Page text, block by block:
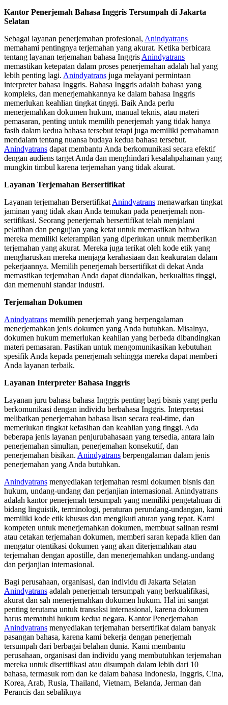
Kantor Penerjemah Bahasa Inggris Tersumpah di Jakarta
Selatan
Sebagai layanan penerjemahan profesional, Anindyatrans
memahami pentingnya terjemahan yang akurat. Ketika berbicara
tentang layanan terjemahan bahasa Inggris Anindyatrans
memastikan ketepatan dalam proses penerjemahan adalah hal yang
lebih penting lagi. Anindyatrans juga melayani permintaan
interpreter bahasa Inggris. Bahasa Inggris adalah bahasa yang
kompleks, dan menerjemahkannya ke dalam bahasa Inggris
memerlukan keahlian tingkat tinggi. Baik Anda perlu
menerjemahkan dokumen hukum, manual teknis, atau materi
pemasaran, penting untuk memilih penerjemah yang tidak hanya
fasih dalam kedua bahasa tersebut tetapi juga memiliki pemahaman
mendalam tentang nuansa budaya kedua bahasa tersebut.
Anindyatrans dapat membantu Anda berkomunikasi secara efektif
dengan audiens target Anda dan menghindari kesalahpahaman yang
mungkin timbul karena terjemahan yang tidak akurat.
Layanan Terjemahan Bersertifikat
Layanan terjemahan Bersertifikat Anindyatrans menawarkan tingkat
jaminan yang tidak akan Anda temukan pada penerjemah non-
sertifikasi. Seorang penerjemah bersertifikat telah menjalani
pelatihan dan pengujian yang ketat untuk memastikan bahwa
mereka memiliki keterampilan yang diperlukan untuk memberikan
terjemahan yang akurat. Mereka juga terikat oleh kode etik yang
mengharuskan mereka menjaga kerahasiaan dan keakuratan dalam
pekerjaannya. Memilih penerjemah bersertifikat di dekat Anda
memastikan terjemahan Anda dapat diandalkan, berkualitas tinggi,
dan memenuhi standar industri.
Terjemahan Dokumen
Anindyatrans memilih penerjemah yang berpengalaman
menerjemahkan jenis dokumen yang Anda butuhkan. Misalnya,
dokumen hukum memerlukan keahlian yang berbeda dibandingkan
materi pemasaran. Pastikan untuk mengomunikasikan kebutuhan
spesifik Anda kepada penerjemah sehingga mereka dapat memberi
Anda layanan terbaik.
Layanan Interpreter Bahasa Inggris
Layanan juru bahasa bahasa Inggris penting bagi bisnis yang perlu
berkomunikasi dengan individu berbahasa Inggris. Interpretasi
melibatkan penerjemahan bahasa lisan secara real-time, dan
memerlukan tingkat kefasihan dan keahlian yang tinggi. Ada
beberapa jenis layanan penjurubahasaan yang tersedia, antara lain
penerjemahan simultan, penerjemahan konsekutif, dan
penerjemahan bisikan. Anindyatrans berpengalaman dalam jenis
penerjemahan yang Anda butuhkan.
Anindyatrans menyediakan terjemahan resmi dokumen bisnis dan
hukum, undang-undang dan perjanjian internasional. Anindyatrans
adalah kantor penerjemah tersumpah yang memiliki pengetahuan di
bidang linguistik, terminologi, peraturan perundang-undangan, kami
memiliki kode etik khusus dan mengikuti aturan yang tepat. Kami
kompeten untuk menerjemahkan dokumen, membuat salinan resmi
atau cetakan terjemahan dokumen, memberi saran kepada klien dan
mengatur otentikasi dokumen yang akan diterjemahkan atau
terjemahan dengan apostille, dan menerjemahkan undang-undang
dan perjanjian internasional.
Bagi perusahaan, organisasi, dan individu di Jakarta Selatan
Anindyatrans adalah penerjemah tersumpah yang berkualifikasi,
akurat dan sah menerjemahkan dokumen hukum. Hal ini sangat
penting terutama untuk transaksi internasional, karena dokumen
harus mematuhi hukum kedua negara. Kantor Penerjemahan
Anindyatrans menyediakan terjemahan bersertifikat dalam banyak
pasangan bahasa, karena kami bekerja dengan penerjemah
tersumpah dari berbagai belahan dunia. Kami membantu
perusahaan, organisasi dan individu yang membutuhkan terjemahan
mereka untuk disertifikasi atau disumpah dalam lebih dari 10
bahasa, termasuk rom dan ke dalam bahasa Indonesia, Inggris, Cina,
Korea, Arab, Rusia, Thailand, Vietnam, Belanda, Jerman dan
Perancis dan sebaliknya